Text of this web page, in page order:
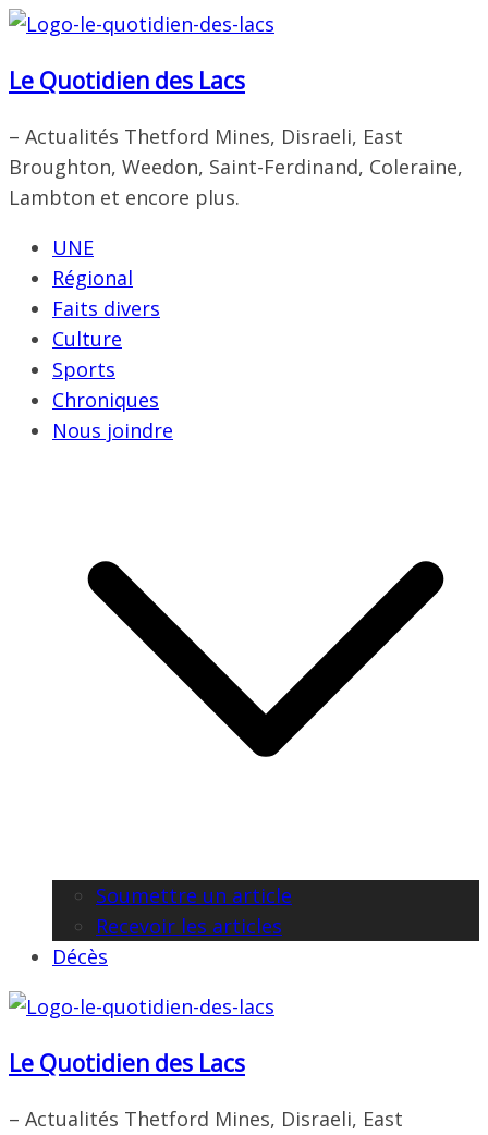
Passer
contenu
Le Quotidien des Lacs
– Actualités Thetford Mines, Disraeli, East
Broughton, Weedon, Saint-Ferdinand, Coleraine,
Lambton et encore plus.
UNE
Régional
Faits divers
Culture
Sports
Chroniques
Nous joindre
Soumettre un article
Recevoir les articles
Décès
Le Quotidien des Lacs
– Actualités Thetford Mines, Disraeli, East